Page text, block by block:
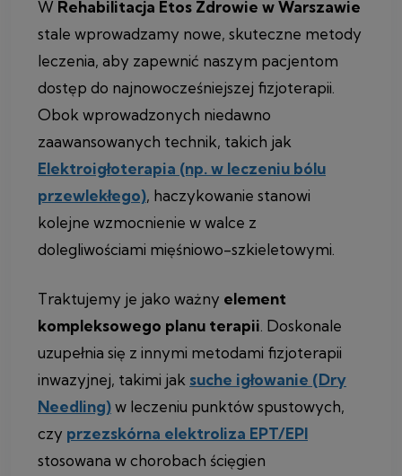
W Rehabilitacja Etos Zdrowie w Warszawie
stale wprowadzamy nowe, skuteczne metody
leczenia, aby zapewnić naszym pacjentom
dostęp do najnowocześniejszej fizjoterapii.
Obok wprowadzonych niedawno
zaawansowanych technik, takich jak
Elektroigłoterapia (np. w leczeniu bólu
przewlekłego), haczykowanie stanowi
kolejne wzmocnienie w walce z
dolegliwościami mięśniowo-szkieletowymi.
Traktujemy je jako ważny element
kompleksowego planu terapii. Doskonale
uzupełnia się z innymi metodami fizjoterapii
inwazyjnej, takimi jak suche igłowanie (Dry
Needling)w leczeniu punktów spustowych,
czy przezskórna elektroliza EPT/EPI
stosowana w chorobach ścięgien